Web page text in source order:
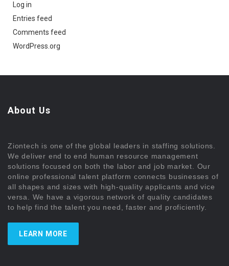
Log in
Entries feed
Comments feed
WordPress.org
About Us
Ziontech is one of the global leaders in staffing solutions.
We deliver end to end human resource management
solutions focused on both the labor and job market. Our
online professional talent platform connects businesses of
all shapes and sizes with high-quality applicants and vice
versa. We have a vigorous network of quality candidates
to help find the talent you need, faster and proficiently.
LEARN MORE